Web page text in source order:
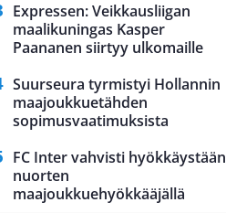
Expressen: Veikkausliigan
maalikuningas Kasper
Paananen siirtyy ulkomaille
Suurseura tyrmistyi Hollannin
maajoukkuetähden
sopimusvaatimuksista
FC Inter vahvisti hyökkäystään
nuorten
maajoukkuehyökkääjällä